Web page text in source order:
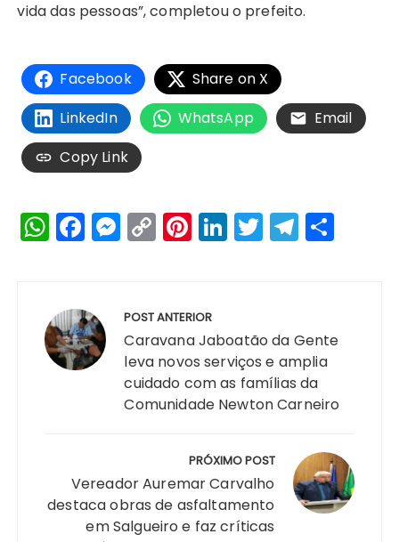
vida das pessoas”, completou o prefeito.
Facebook
Share on X
LinkedIn
WhatsApp
Email
Copy Link
W
ts
A
p
F
e
b
o
M
s
e
n
g
C
y
Li
n
k
Pi
re
st
Li
dI
n
T
r
T
r
a
m
Post
POST ANTERIOR
Caravana Jaboatão da Gente
leva novos serviços e amplia
cuidado com as famílias da
Comunidade Newton Carneiro
PRÓXIMO POST
Vereador Auremar Carvalho
destaca obras de asfaltamento
em Salgueiro e faz críticas